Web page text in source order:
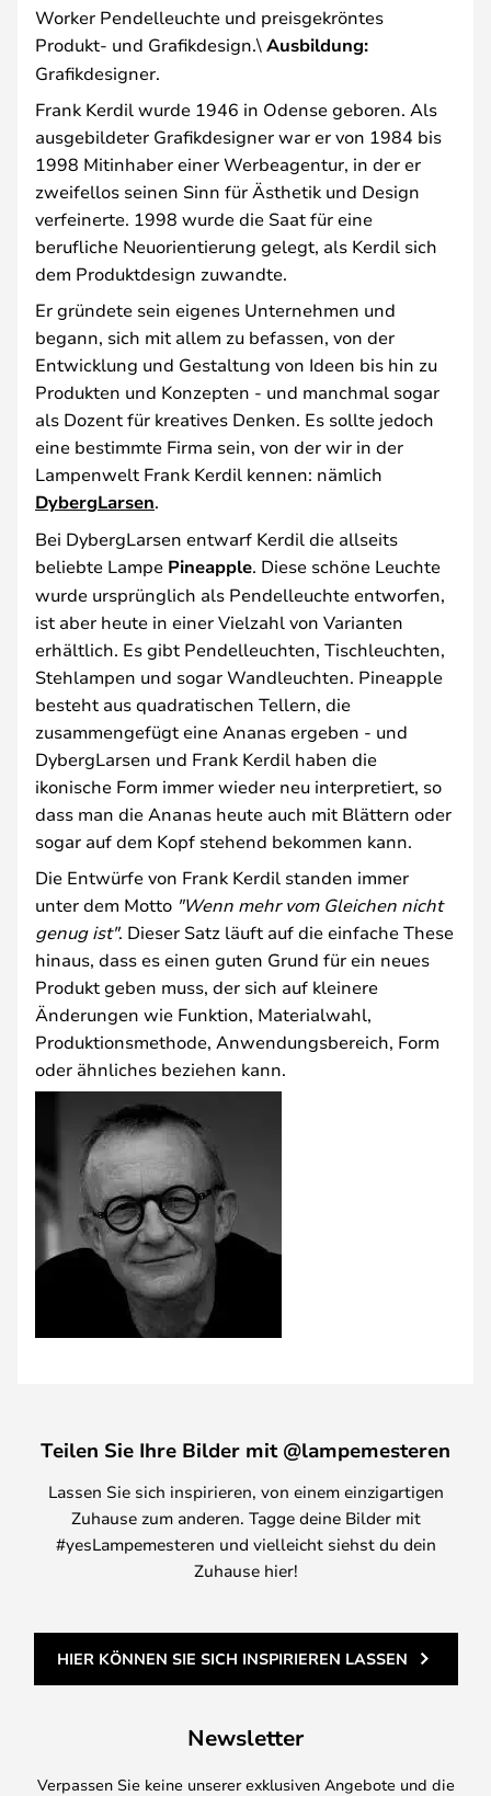
Worker Pendelleuchte und preisgekröntes
Produkt- und Grafikdesign.\Ausbildung:
Grafikdesigner.
Frank Kerdil wurde 1946 in Odense geboren. Als
ausgebildeter Grafikdesigner war er von 1984 bis
1998 Mitinhaber einer Werbeagentur, in der er
zweifellos seinen Sinn für Ästhetik und Design
verfeinerte. 1998 wurde die Saat für eine
berufliche Neuorientierung gelegt, als Kerdil sich
dem Produktdesign zuwandte.
Er gründete sein eigenes Unternehmen und
begann, sich mit allem zu befassen, von der
Entwicklung und Gestaltung von Ideen bis hin zu
Produkten und Konzepten - und manchmal sogar
als Dozent für kreatives Denken. Es sollte jedoch
eine bestimmte Firma sein, von der wir in der
Lampenwelt Frank Kerdil kennen: nämlich
DybergLarsen.
Bei DybergLarsen entwarf Kerdil die allseits
beliebte Lampe Pineapple. Diese schöne Leuchte
wurde ursprünglich als Pendelleuchte entworfen,
ist aber heute in einer Vielzahl von Varianten
erhältlich. Es gibt Pendelleuchten, Tischleuchten,
Stehlampen und sogar Wandleuchten. Pineapple
besteht aus quadratischen Tellern, die
zusammengefügt eine Ananas ergeben - und
DybergLarsen und Frank Kerdil haben die
ikonische Form immer wieder neu interpretiert, so
dass man die Ananas heute auch mit Blättern oder
sogar auf dem Kopf stehend bekommen kann.
Die Entwürfe von Frank Kerdil standen immer
unter dem Motto "Wenn mehr vom Gleichen nicht
genug ist". Dieser Satz läuft auf die einfache These
hinaus, dass es einen guten Grund für ein neues
Produkt geben muss, der sich auf kleinere
Änderungen wie Funktion, Materialwahl,
Produktionsmethode, Anwendungsbereich, Form
oder ähnliches beziehen kann.
Teilen Sie Ihre Bilder mit @lampemesteren
Lassen Sie sich inspirieren, von einem einzigartigen
Zuhause zum anderen. Tagge deine Bilder mit
#yesLampemesteren und vielleicht siehst du dein
Zuhause hier!
HIER KÖNNEN SIE SICH INSPIRIEREN LASSEN
Newsletter
Verpassen Sie keine unserer exklusiven Angebote und die